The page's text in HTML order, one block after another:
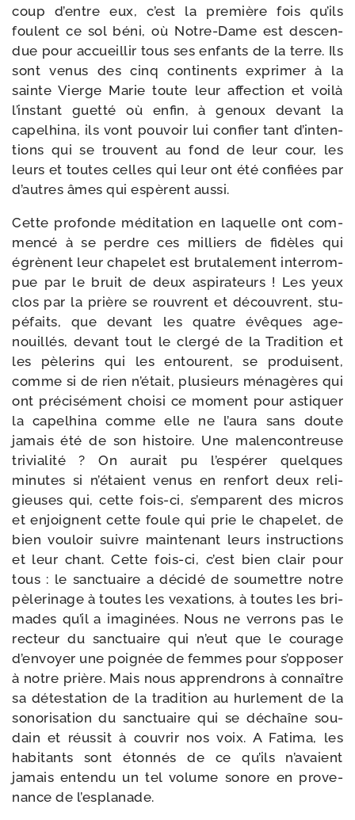
coup d’entre eux, c’est la pre­mière fois qu’ils
foulent ce sol béni, où Notre-​Dame est des­cen­
due pour accueillir tous ses enfants de la terre. Ils
sont venus des cinq conti­nents expri­mer à la
sainte Vierge Marie toute leur affec­tion et voi­là
l’ins­tant guet­té où enfin, à genoux devant la
capel­hi­na, ils vont pou­voir lui confier tant d’in­ten­
tions qui se trouvent au fond de leur cour, les
leurs et toutes celles qui leur ont été confiées par
d’autres âmes qui espèrent aussi.
Cette pro­fonde médi­ta­tion en laquelle ont com­
men­cé à se perdre ces mil­liers de fidèles qui
égrènent leur cha­pe­let est bru­ta­le­ment inter­rom­
pue par le bruit de deux aspi­ra­teurs ! Les yeux
clos par la prière se rouvrent et découvrent, stu­
pé­faits, que devant les quatre évêques age­
nouillés, devant tout le cler­gé de la Tradition et
les pèle­rins qui les entourent, se pro­duisent,
comme si de rien n’é­tait, plu­sieurs ména­gères qui
ont pré­ci­sé­ment choi­si ce moment pour asti­quer
la capel­hi­na comme elle ne l’au­ra sans doute
jamais été de son his­toire. Une mal­en­con­treuse
tri­via­li­té ? On aurait pu l’es­pé­rer quelques
minutes si n’é­taient venus en ren­fort deux reli­
gieuses qui, cette fois-​ci, s’emparent des micros
et enjoignent cette foule qui prie le cha­pe­let, de
bien vou­loir suivre main­te­nant leurs ins­truc­tions
et leur chant. Cette fois-​ci, c’est bien clair pour
tous : le sanc­tuaire a déci­dé de sou­mettre notre
pèle­ri­nage à toutes les vexa­tions, à toutes les bri­
mades qu’il a ima­gi­nées. Nous ne ver­rons pas le
rec­teur du sanc­tuaire qui n’eut que le cou­rage
d’en­voyer une poi­gnée de femmes pour s’op­po­ser
à notre prière. Mais nous appren­drons à connaître
sa détes­ta­tion de la tra­di­tion au hur­le­ment de la
sono­ri­sa­tion du sanc­tuaire qui se déchaîne sou­
dain et réus­sit à cou­vrir nos voix. A Fatima, les
habi­tants sont éton­nés de ce qu’ils n’a­vaient
jamais enten­du un tel volume sonore en pro­ve­
nance de l’esplanade.